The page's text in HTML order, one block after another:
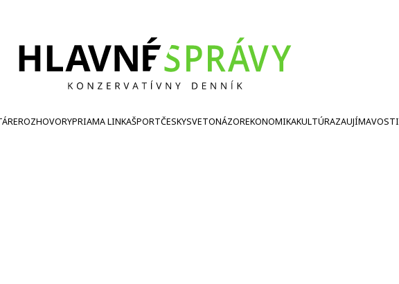
ROZHOVORYPRIAMA LINKAŠPORTČESKYSVETONÁZOREKONOMIKAKULTÚRAZAUJÍMAVOSTI